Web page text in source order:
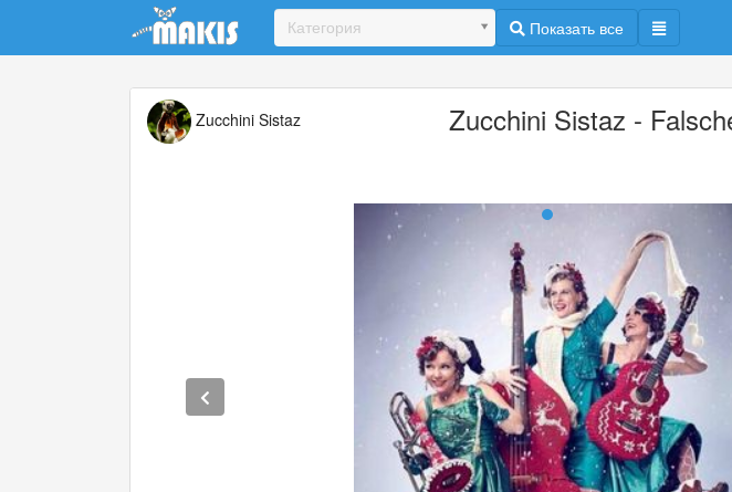
Update cookies preferences
Категория Показать все
Zucchini Sistaz Zucchini Sistaz -